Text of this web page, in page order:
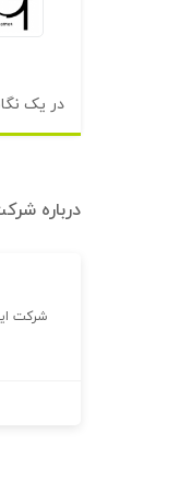
در یک
درباره
شرکت ایده گزین تندرستی